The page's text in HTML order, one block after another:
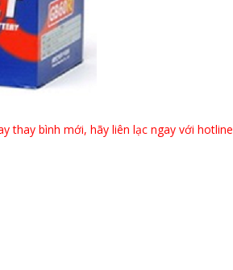
thay bình mới, hãy liên lạc ngay với hotline